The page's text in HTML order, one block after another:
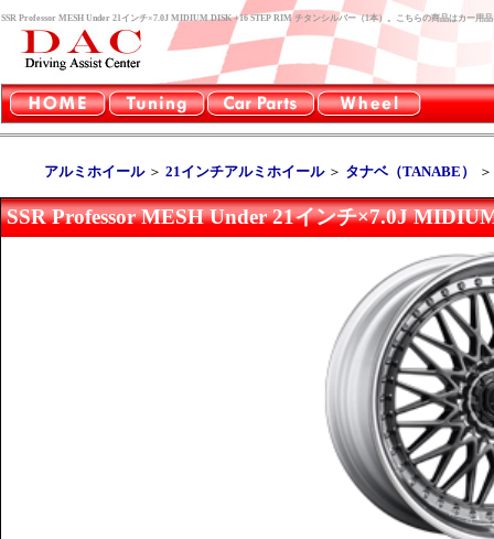
SSR Professor MESH Under 21インチ×7.0J MIDIUM DISK +16 STEP RIM チタンシルバー（1本）。こちらの商品はカー用
アルミホイール＞ 21インチアルミホイール＞ タナベ（TANABE）
SSR Professor MESH Under 21インチ×7.0J